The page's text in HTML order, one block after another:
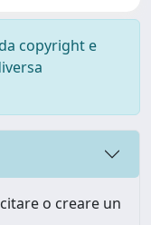
copyright e
o creare un